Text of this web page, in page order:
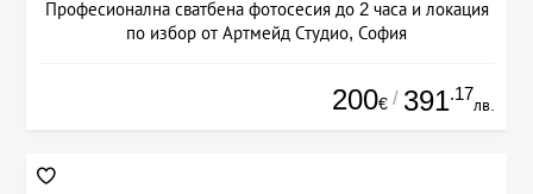
Професионална сватбена фотосесия до 2 часа и локация
по избор от Артмейд Студио, София
200€ / 391.17
лв.